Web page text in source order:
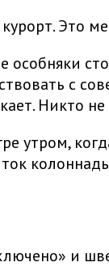
Это
с
Никто
утром,
и